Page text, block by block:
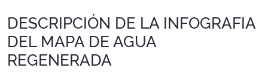
DESCRIPCIÓN DE LA INFOGRAFIA
DEL MAPA DE AGUA
REGENERADA